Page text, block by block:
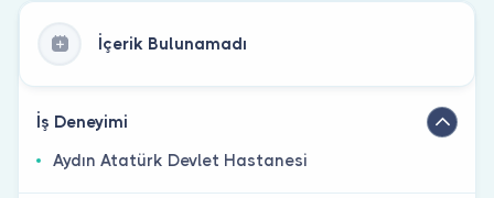
İçerik Bulunamadı
İş Deneyimi
Aydın Atatürk Devlet Hastanesi